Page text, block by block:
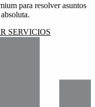
para resolver asuntos
SERVICIOS